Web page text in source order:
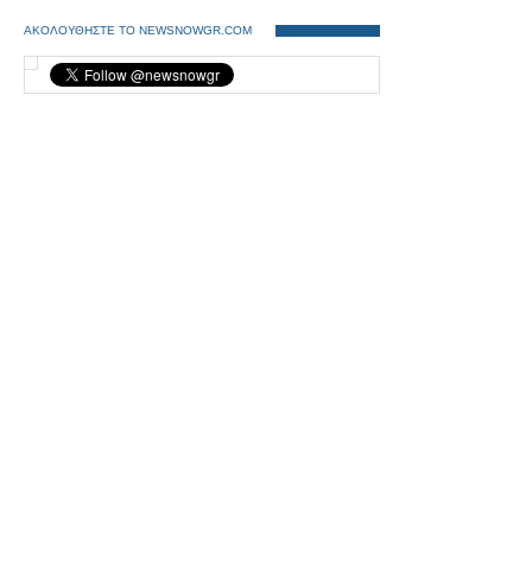
ΑΚΟΛΟΥΘΗΣΤΕ ΤΟ NEWSNOWGR.COM